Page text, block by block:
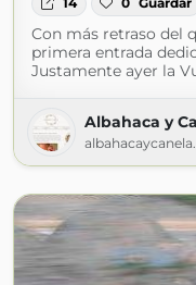
Con más retraso del
primera entrada
Justamente ayer la
Albahaca y